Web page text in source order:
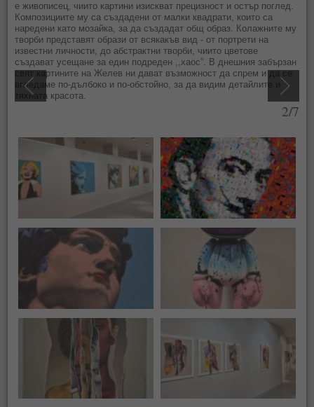
е живописец, чиито картини изискват прецизност и остър поглед.
Композициите му са създадени от малки квадрати, които са
наредени като мозайка, за да създадат общ образ. Колажните му
творби представят образи от всякакъв вид - от портрети на
известни личности, до абстрактни творби, чиито цветове
създават усещане за един подреден ,,хаос”. В днешния забързан
свят картините на Желев ни дават възможност да спрем и да се
вгледаме по-дълбоко и по-обстойно, за да видим детайлите и
тяхната красота.
2/7